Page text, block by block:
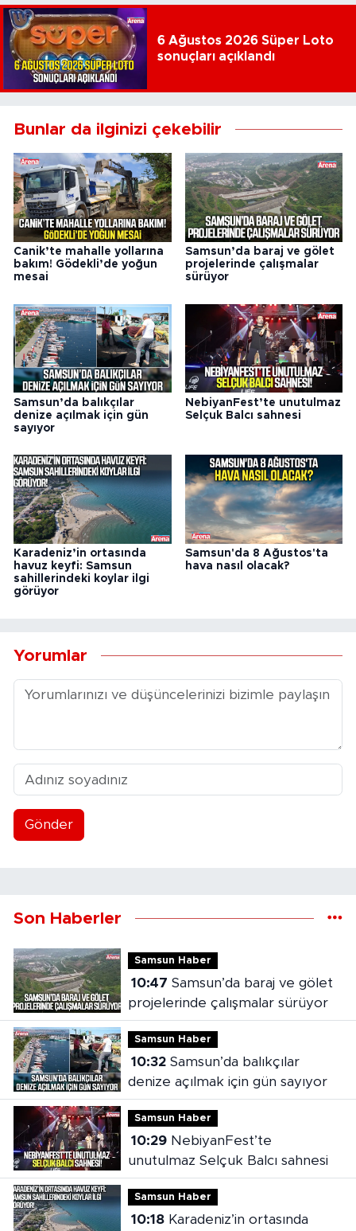
6 Ağustos 2026 Süper Loto
sonuçları açıklandı
Bunlar da ilginizi çekebilir
Canik’te mahalle yollarına
bakım! Gödekli’de yoğun
mesai
Samsun’da baraj ve gölet
projelerinde çalışmalar
sürüyor
Samsun’da balıkçılar
denize açılmak için gün
sayıyor
NebiyanFest’te unutulmaz
Selçuk Balcı sahnesi
Karadeniz’in ortasında
havuz keyfi: Samsun
sahillerindeki koylar ilgi
görüyor
Samsun'da 8 Ağustos'ta
hava nasıl olacak?
Yorumlar
Gönder
Son Haberler
Samsun Haber
10:47
projelerinde çalışmalar sürüyor
Samsun Haber
10:32Samsun’da balıkçılar
denize açılmak için gün sayıyor
Samsun Haber
10:29NebiyanFest’te
unutulmaz Selçuk Balcı sahnesi
Samsun Haber
10:18Karadeniz’in ortasında